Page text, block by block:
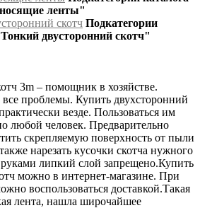
ленты"
скотч Подкатегории
двусторонний скотч"
3m – помощник в хозяйстве.
проблемы. Купить двухсторонний
везде. Пользоваться им
любой человек. Предварительно
скрепляемую поверхность от пыли
нарезать кусочки скотча нужного
руками липкий слой запрещено.Купить
можно в интернет-магазине. При
воспользоваться доставкой.Такая
лента, нашла широчайшее